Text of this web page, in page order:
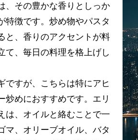
、その豊かな香りとしっか
特徴です。炒め物やパスタ
と、香りのアクセントが料
て、毎日の料理を格上げし
ですが、こちらは特にアヒ
炒めにおすすめです。エリ
は、オイルと絡むことで一
マ、オリーブオイル、バタ